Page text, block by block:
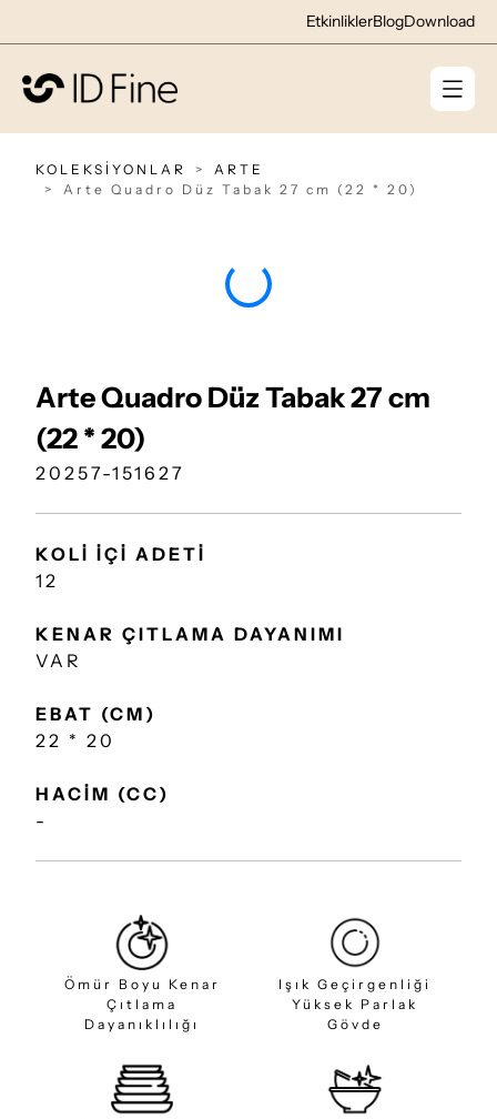
EtkinliklerBlogDownload
KOLEKSİYONLAR
ARTE
Arte Quadro Düz Tabak 27 cm (22 * 20)
Arte Quadro Düz Tabak 27 cm
(22 * 20)
20257-151627
KOLİ İÇİ ADETİ
12
KENAR ÇITLAMA DAYANIMI
VAR
EBAT (CM)
22 * 20
HACİM (CC)
-
Ömür Boyu Kenar
Çıtlama
Dayanıklılığı
Işık Geçirgenliği
Yüksek Parlak
Gövde